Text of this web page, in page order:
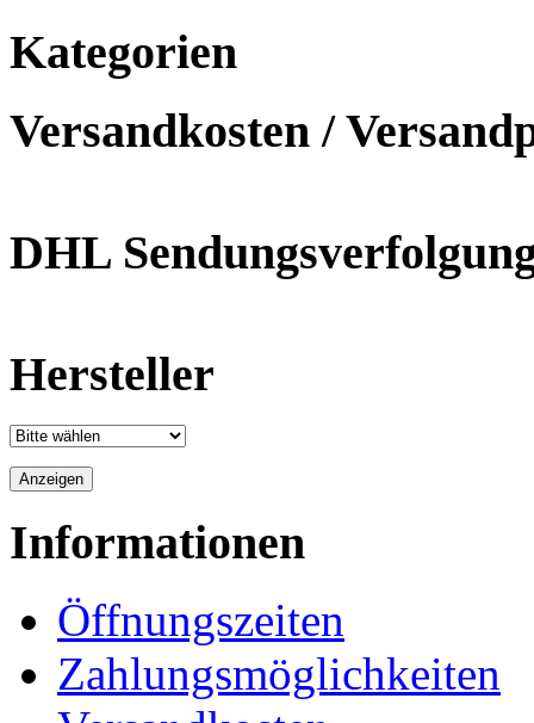
Kategorien
Versandkosten /
DHL
Hersteller
Informationen
Öffnungszeiten
Zahlungsmöglichkeiten